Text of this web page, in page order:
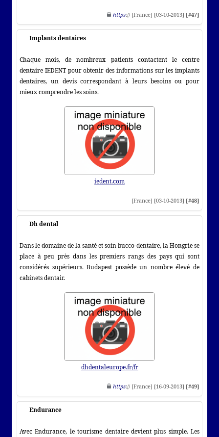
https:// [France] [03-10-2013] [#47]
Implants dentaires
Chaque mois, de nombreux patients contactent le centre
dentaire IEDENT pour obtenir des informations sur les implants
dentaires, un devis correspondant à leurs besoins ou pour
mieux comprendre les soins.
iedent.com
[France] [03-10-2013] [#48]
Dh dental
Dans le domaine de la santé et soin bucco-dentaire, la Hongrie se
place à peu près dans les premiers rangs des pays qui sont
considérés supérieurs. Budapest possède un nombre élevé de
cabinets dentair.
dhdentaleurope.fr/fr
https:// [France] [16-09-2013] [#49]
Endurance
Avec Endurance, le tourisme dentaire devient plus simple. Les